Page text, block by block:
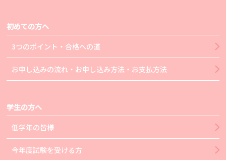
初めての方へ
3つのポイント・合格への道
お申し込みの流れ・お申し込み方法・お支払方法
学生の方へ
低学年の皆様
今年度試験を受ける方